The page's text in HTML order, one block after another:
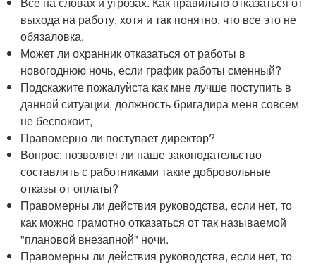
выхода на работу, хотя и так понятно, что все это не
обязаловка,
Может ли охранник отказаться от работы в
новогоднюю ночь, если график работы сменный?
Подскажите пожалуйста как мне лучше поступить в
данной ситуации, должность бригадира меня совсем
не беспокоит,
Правомерно ли поступает директор?
Вопрос: позволяет ли наше законодательство
составлять с работниками такие добровольные
отказы от оплаты?
Правомерны ли действия руководства, если нет, то
как можно грамотно отказаться от так называемой
"плановой внезапной" ночи.
Правомерны ли действия руководства, если нет, то